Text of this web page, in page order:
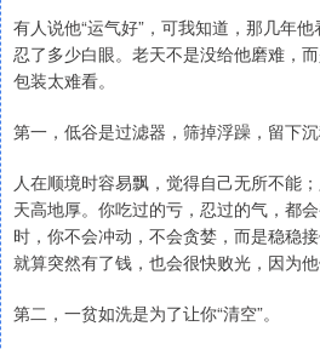
有人说他“运气好”，可我知道，那几年
忍了多少白眼。老天不是没给他磨难，
包装太难看。
第一，低谷是过滤器，筛掉浮躁，留下沉
人在顺境时容易飘，觉得自己无所不能
天高地厚。你吃过的亏，忍过的气，都
时，你不会冲动，不会贪婪，而是稳稳
就算突然有了钱，也会很快败光，因为他
第二，一贫如洗是为了让你“清空”。